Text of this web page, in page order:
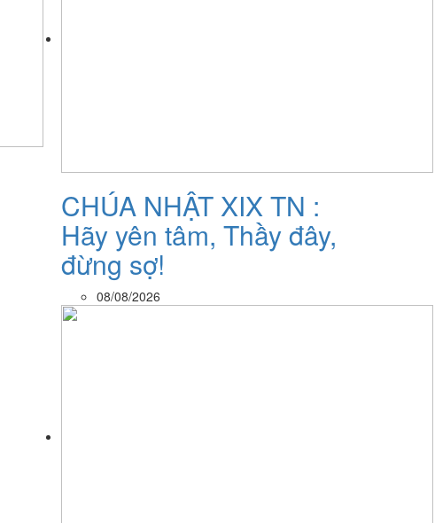
CHÚA NHẬT XIX TN :
Hãy yên tâm, Thầy đây,
đừng sợ!
08/08/2026